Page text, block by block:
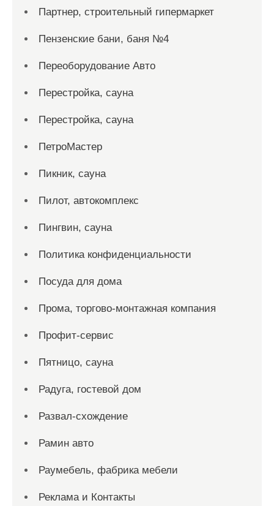
Партнер, строительный гипермаркет
Пензенские бани, баня №4
Переоборудование Авто
Перестройка, сауна
Перестройка, сауна
ПетроМастер
Пикник, сауна
Пилот, автокомплекс
Пингвин, сауна
Политика конфиденциальности
Посуда для дома
Прома, торгово-монтажная компания
Профит-сервис
Пятницо, сауна
Радуга, гостевой дом
Развал-схождение
Рамин авто
Раумебель, фабрика мебели
Реклама и Контакты